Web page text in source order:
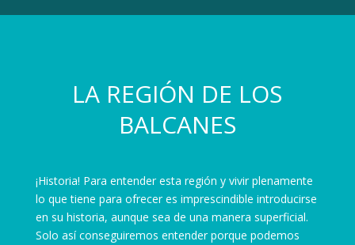
LA REGIÓN DE LOS
BALCANES
¡Historia! Para entender esta región y vivir plenamente
lo que tiene para ofrecer es imprescindible introducirse
en su historia, aunque sea de una manera superficial.
Solo así conseguiremos entender porque podemos